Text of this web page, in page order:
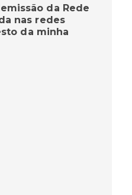
da Rede
nas redes
da minha